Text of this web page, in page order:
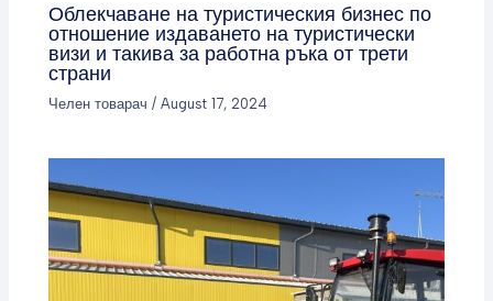
Облекчаване на туристическия бизнес по
отношение издаването на туристически
визи и такива за работна ръка от трети
страни
Челен товарач /August 17, 2024